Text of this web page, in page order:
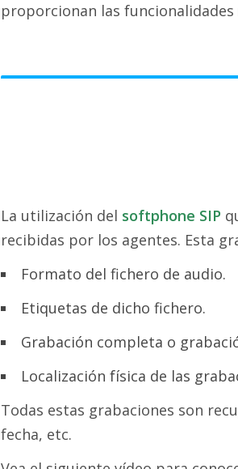
proporcionan las
La utilización del softphone SIP
recibidas por los agentes. Esta
Formato del fichero de audio.
Etiquetas de dicho fichero.
Grabación completa o
Localización física de las
Todas estas grabaciones son
fecha, etc.